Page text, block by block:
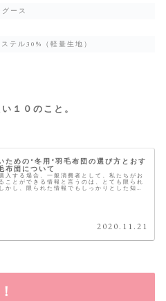
ース
テル30%（軽量生地）
１０のこと。
ための"冬用"羽毛布団の選び方とおす
布団について
入する場合、一般消費者として、私たちがお
ことができる情報と言うのは、とても限られ
かし、限られた情報でもしっかりとした知識
2020.11.21